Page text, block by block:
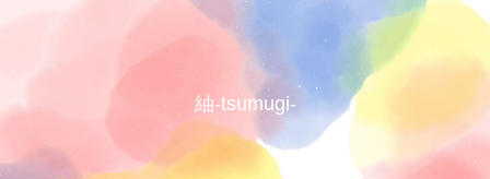
紬-tsumugi-